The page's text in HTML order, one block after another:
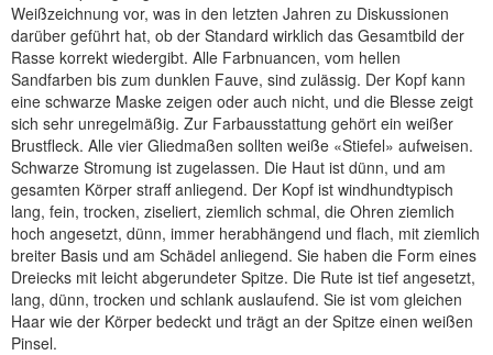
Weißzeichnung vor, was in den letzten Jahren zu Diskussionen
darüber geführt hat, ob der Standard wirklich das Gesamtbild der
Rasse korrekt wiedergibt. Alle Farbnuancen, vom hellen
Sandfarben bis zum dunklen Fauve, sind zulässig. Der Kopf kann
eine schwarze Maske zeigen oder auch nicht, und die Blesse zeigt
sich sehr unregelmäßig. Zur Farbausstattung gehört ein weißer
Brustfleck. Alle vier Gliedmaßen sollten weiße «Stiefel» aufweisen.
Schwarze Stromung ist zugelassen. Die Haut ist dünn, und am
gesamten Körper straff anliegend. Der Kopf ist windhundtypisch
lang, fein, trocken, ziseliert, ziemlich schmal, die Ohren ziemlich
hoch angesetzt, dünn, immer herabhängend und flach, mit ziemlich
breiter Basis und am Schädel anliegend. Sie haben die Form eines
Dreiecks mit leicht abgerundeter Spitze. Die Rute ist tief angesetzt,
lang, dünn, trocken und schlank auslaufend. Sie ist vom gleichen
Haar wie der Körper bedeckt und trägt an der Spitze einen weißen
Pinsel.